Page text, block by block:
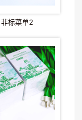
非标菜单2